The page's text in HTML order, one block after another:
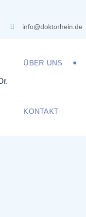
info@doktorhein.de
ÜBER UNS
KONTAKT